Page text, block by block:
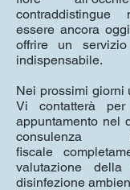
essere ancora
offrire un
indispensabile.
Nei prossimi giorni
Vi contatterà
appuntamento nel
fiscale
valutazione
disinfezione